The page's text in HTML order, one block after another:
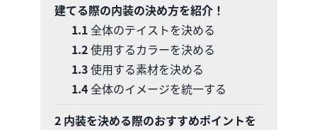
建てる際の内装の決め方を紹介！
1.1全体のテイストを決める
1.2使用するカラーを決める
1.3使用する素材を決める
1.4全体のイメージを統一する
2内装を決める際のおすすめポイントを